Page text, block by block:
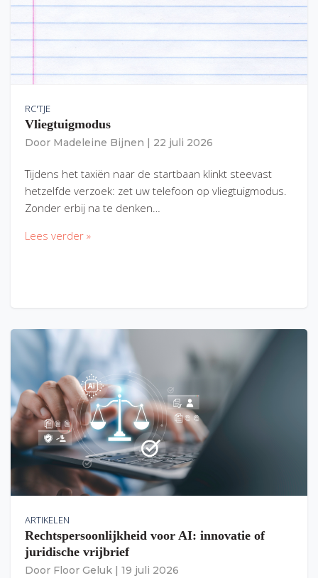
RC'TJE
Vliegtuigmodus
Door Madeleine Bijnen 22 juli 2026
Tijdens het taxiën naar de startbaan klinkt steevast
hetzelfde verzoek: zet uw telefoon op vliegtuigmodus.
Zonder erbij na te denken…
Lees verder »
ARTIKELEN
Rechtspersoonlijkheid voor AI: innovatie of
juridische vrijbrief
Door Floor Geluk 19 juli 2026